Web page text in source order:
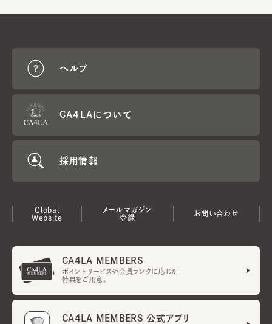
ヘルプ
CA4LAについて
採用情報
Global
Website
メールマガジン
登録
お問い合わせ
CA4LA MEMBERS
ポイントサービスや会員ランクに応じた
特典をご用意。
CA4LA MEMBERS 公式アプリ